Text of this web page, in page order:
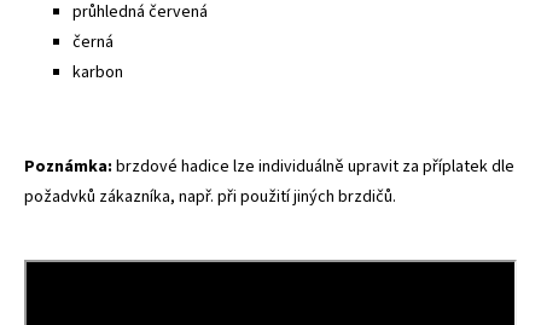
průhledná červená
černá
karbon
Poznámka: brzdové hadice lze individuálně upravit za příplatek dle
požadvků zákazníka, např. při použití jiných brzdičů.